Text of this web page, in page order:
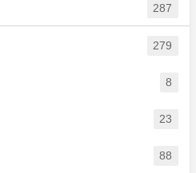
287
279
8
23
88